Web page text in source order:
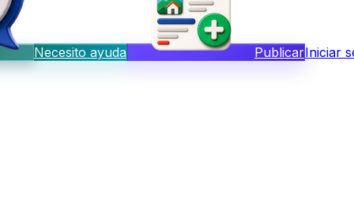
Necesito ayuda PublicarIniciar